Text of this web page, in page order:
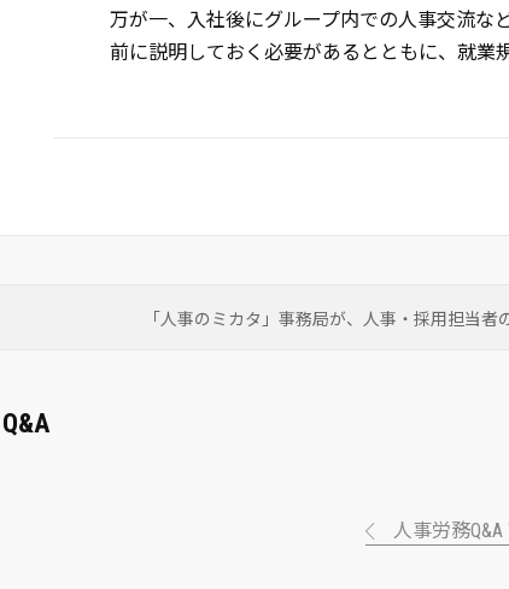
万が一、入社後にグループ内での人事交流な
前に説明しておく必要があるとともに、就業
「人事のミカタ」事務局が、 人事・採用担当者
人事労務Q&A